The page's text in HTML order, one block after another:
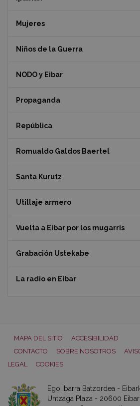
Mujeres
Niños de la Guerra
NODO y Eibar
Propaganda
República
Romualdo Galdos Baertel
Santa Kurutz
Utillaje armero
Vuelta a Eibar por los mugarris
Grabación Ustekabe
La radio en Eibar
MAPA DEL SITIO
ACCESIBILIDAD
CONTACTO
SOBRE NOSOTROS
LEGAL
COOKIES
Ego Ibarra Batzordea -
Untzaga Plaza - 20600 Eibar